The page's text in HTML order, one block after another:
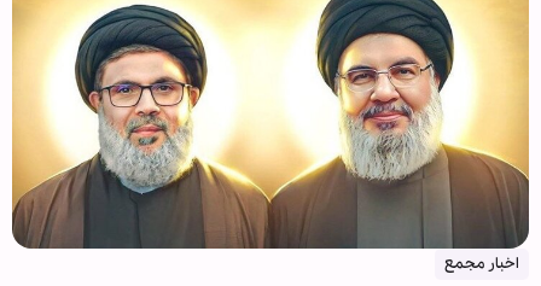
اخبار مجمع